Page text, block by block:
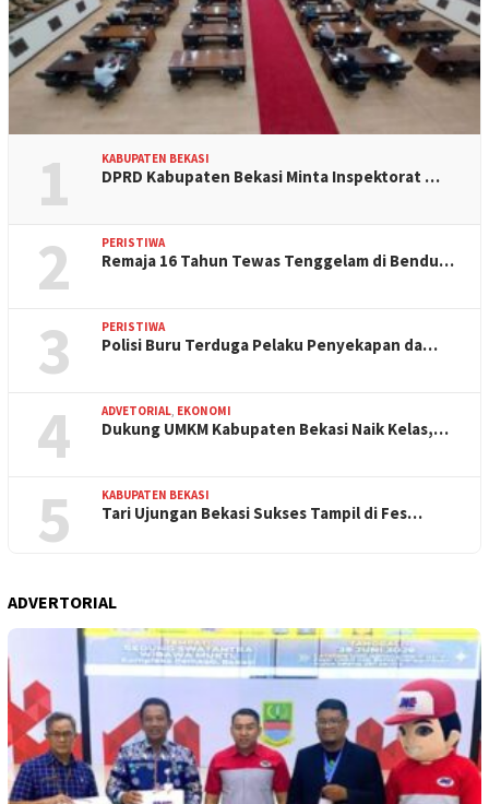
1 KABUPATEN BEKASI
DPRD Kabupaten Bekasi Minta Inspektorat …
2 PERISTIWA
Remaja 16 Tahun Tewas Tenggelam di Bendu…
3 PERISTIWA
Polisi Buru Terduga Pelaku Penyekapan da…
4 ADVETORIAL EKONOMI
Dukung UMKM Kabupaten Bekasi Naik Kelas,…
5 KABUPATEN BEKASI
Tari Ujungan Bekasi Sukses Tampil di Fes…
ADVERTORIAL